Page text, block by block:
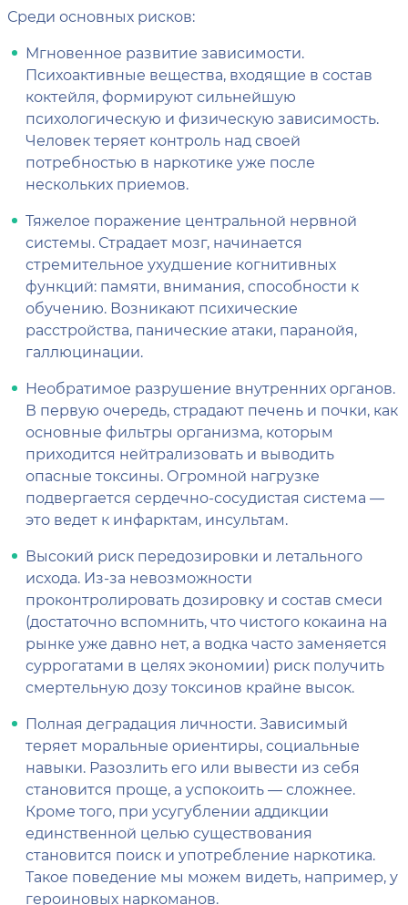
Среди основных рисков:
Мгновенное развитие зависимости.
Психоактивные вещества, входящие в состав
коктейля, формируют сильнейшую
психологическую и физическую зависимость.
Человек теряет контроль над своей
потребностью в наркотике уже после
нескольких приемов.
Тяжелое поражение центральной нервной
системы. Страдает мозг, начинается
стремительное ухудшение когнитивных
функций: памяти, внимания, способности к
обучению. Возникают психические
расстройства, панические атаки, паранойя,
галлюцинации.
Необратимое разрушение внутренних органов.
В первую очередь, страдают печень и почки, как
основные фильтры организма, которым
приходится нейтрализовать и выводить
опасные токсины. Огромной нагрузке
подвергается сердечно-сосудистая система —
это ведет к инфарктам, инсультам.
Высокий риск передозировки и летального
исхода. Из-за невозможности
проконтролировать дозировку и состав смеси
(достаточно вспомнить, что чистого кокаина на
рынке уже давно нет, а водка часто заменяется
суррогатами в целях экономии) риск получить
смертельную дозу токсинов крайне высок.
Полная деградация личности. Зависимый
теряет моральные ориентиры, социальные
навыки. Разозлить его или вывести из себя
становится проще, а успокоить — сложнее.
Кроме того, при усугублении аддикции
единственной целью существования
становится поиск и употребление наркотика.
Такое поведение мы можем видеть, например, у
героиновых наркоманов.